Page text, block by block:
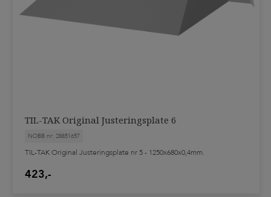
TIL-TAK Original Justeringsplate 6
NOBB nr: 28851657
TIL-TAK Original Justeringsplate nr 5 - 1250x680x0,4mm.
423,-